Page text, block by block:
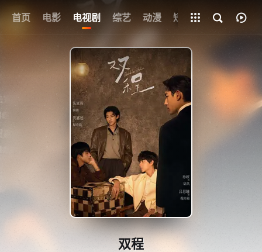
首页 电影 电视剧 综艺 动漫 短剧
全部影片
双程